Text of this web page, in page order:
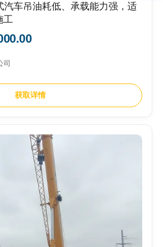
汽车吊油耗低、承载能力强，适
工
司
获取详情